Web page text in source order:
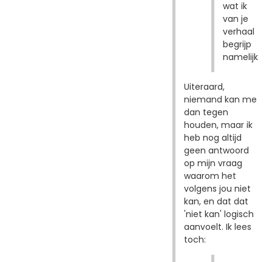
wat ik
van je
verhaal
begrijp
namelijk
Uiteraard,
niemand kan me
dan tegen
houden, maar ik
heb nog altijd
geen antwoord
op mijn vraag
waarom het
volgens jou niet
kan, en dat dat
'niet kan' logisch
aanvoelt. Ik lees
toch: